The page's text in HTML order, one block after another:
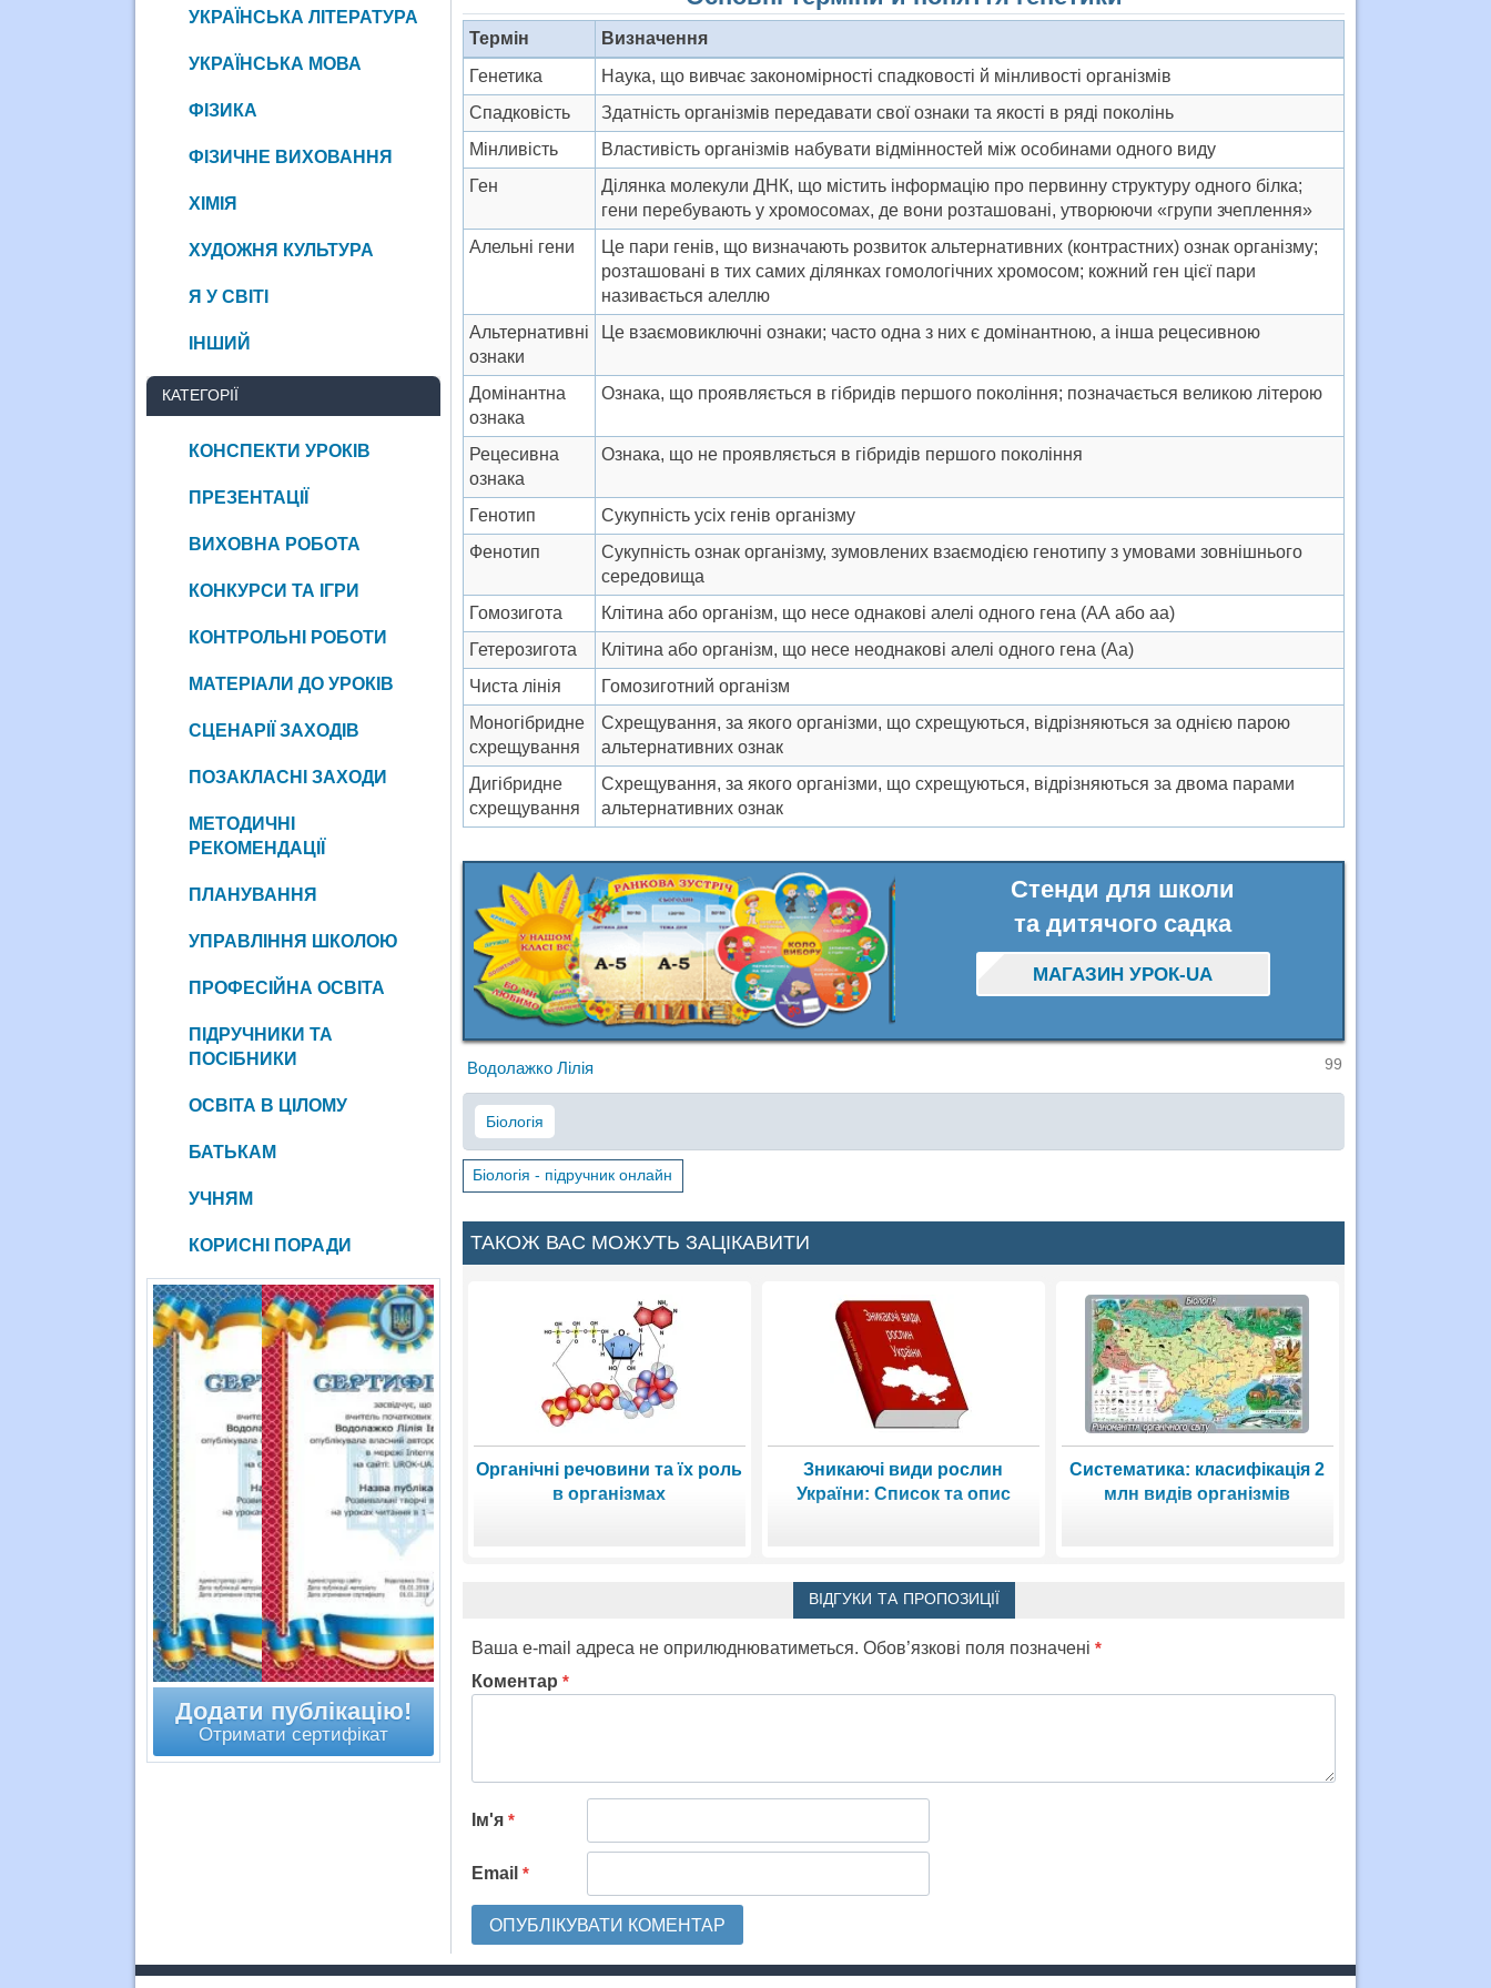
Термін
Визначення
Генетика
Наука, що вивчає закономірності спадковості й мінливості організмів
Спадковість
Здатність організмів передавати свої ознаки та якості в ряді поколінь
Мінливість
Властивість організмів набувати відмінностей між особинами одного виду
Ген
Ділянка молекули ДНК, що містить інформацію про первинну структу­ру одного білка;
гени перебувають у хромосомах, де вони розташовані, утворюючи «групи зчеплення»
Алельні гени
Це пари генів, що визначають розвиток альтернативних (контрастних) ознак організму;
розташовані в тих самих ділянках гомологічних хро­мосом; кожний ген цієї пари
називається алеллю
Альтернативні
ознаки
Це взаємовиключні ознаки; часто одна з них є домінантною, а інша рецесивною
Домінантна
ознака
Ознака, що проявляється в гібридів першого покоління; позначається великою літерою
Рецесивна
ознака
Ознака, що не проявляється в гібридів першого покоління
Генотип
Сукупність усіх генів організму
Фенотип
Сукупність ознак організму, зумовлених взаємодією генотипу з умовами зовнішнього
середовища
Гомозигота
Клітина або організм, що несе однакові алелі одного гена (АА або аа)
Гетерозигота
Клітина або організм, що несе неоднакові алелі одного гена (Аа)
Чиста лінія
Гомозиготний організм
Моногібридне
схрещування
Схрещування, за якого організми, що схрещуються, відрізняються за однією парою
альтернативних ознак
Дигібридне
схрещування
Схрещування, за якого організми, що схрещуються, відрізняються за двома парами
альтернативних ознак
Стенди для школи
та дитячого садка
МАГАЗИН УРОК-UA
Водолажко Лілія 99
Біологія
Біологія - підручник онлайн
ТАКОЖ ВАС МОЖУТЬ ЗАЦІКАВИТИ
Органічні речовини та їх роль
в організмах
Зникаючі види рослин
України: Список та опис
Систематика: класифікація 2
млн видів організмів
ВІДГУКИ ТА ПРОПОЗИЦІЇ
Ваша e-mail адреса не оприлюднюватиметься. Обов’язкові поля позначені *
Коментар *
Ім'я *
Email *
УКРАЇНСЬКА ЛІТЕРАТУРА
УКРАЇНСЬКА МОВА
ФІЗИКА
ФІЗИЧНЕ ВИХОВАННЯ
ХІМІЯ
ХУДОЖНЯ КУЛЬТУРА
Я У СВІТІ
ІНШИЙ
КАТЕГОРІЇ
КОНСПЕКТИ УРОКІВ
ПРЕЗЕНТАЦІЇ
ВИХОВНА РОБОТА
КОНКУРСИ ТА ІГРИ
КОНТРОЛЬНІ РОБОТИ
МАТЕРІАЛИ ДО УРОКІВ
СЦЕНАРІЇ ЗАХОДІВ
ПОЗАКЛАСНІ ЗАХОДИ
МЕТОДИЧНІ
РЕКОМЕНДАЦІЇ
ПЛАНУВАННЯ
УПРАВЛІННЯ ШКОЛОЮ
ПРОФЕСІЙНА ОСВІТА
ПІДРУЧНИКИ ТА
ПОСІБНИКИ
ОСВІТА В ЦІЛОМУ
БАТЬКАМ
УЧНЯМ
КОРИСНІ ПОРАДИ
Додати публікацію!
Отримати сертифікат